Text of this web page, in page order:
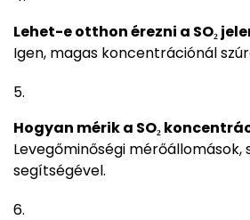
Lehet-e otthon érezni a SO₂
Igen, magas koncentrációnál
Hogyan mérik a SO₂
Levegőminőségi mérőállomások,
segítségével.